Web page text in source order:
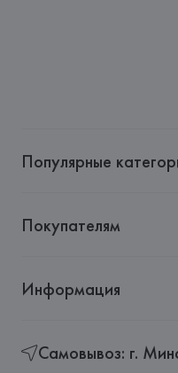
Популярные
Покупателям
Информация
Самовывоз: г.